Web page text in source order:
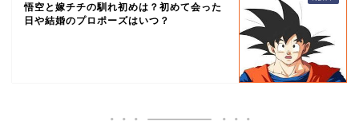
悟空と嫁チチの馴れ初めは？初めて会った
日や結婚のプロポーズはいつ？